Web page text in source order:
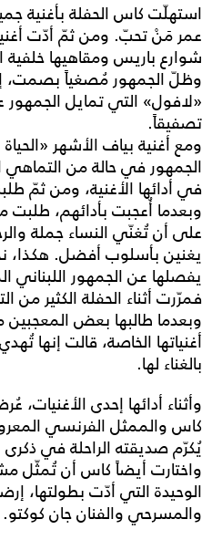
استهلّت كاس الحفلة بأغنية
عمر مَنْ تحبّ. ومن ثمّ أدّت
شوارع باريس ومقاهيها خلفية
وظلّ الجمهور مُصغياً بصمت،
«لافول» التي تمايل الجمهور
تصفيقاً.
الجمهور في حالة من التماهي
في أدائها الأغنية، ومن ثمّ
وبعدما أُعجبت بأدائهم، طلبت
على أن تُغنّي النساء جملة
يغنين بأسلوب أفضل. هكذا،
يفصلها عن الجمهور اللبناني الذي
فمرّرت أثناء الحفلة الكثير من
وبعدما طالبها بعض المعجبين
أغنياتها الخاصة، قالت إنها
بالغناء لها.
وأثناء أدائها إحدى
كاس والممثل الفرنسي
يُكرّم صديقته الراحلة في ذكرى
واختارت أيضاً كاس أن تُمثّل
الوحيدة التي أدّت بطولتها،
والمسرحي والفنان جان كوكتو.